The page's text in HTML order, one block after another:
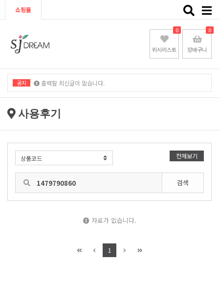
쇼핑몰
Toggle
위시리스트
0
장바구니
0
공지 출력할 최신글이 없습니다.
출력할 최신글이 없습니다.
사용후기
전체보기
검색
자료가 없습니다.
1